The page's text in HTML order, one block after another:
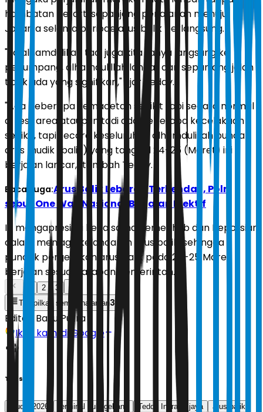
hambatan berarti sepanjang perjalanan menuju
Jakarta selama periode arus balik berlangsung.
"Ya alhamdulillah tadi juga kita tanya langsung ke
penumpang, alhamdulillah lancar dan sepanjang jalan
tidak ada yang signifikan," ujar Teddy.
"Ada beberapa kemacetan sedikit tapi secara normal
di rest area ataupun tadi ada beberapa kecelakaan
sedikit, tapi secara keseluruhan alhamdulillah puncak
arus mudik (balik) yang tanggal 24-25 (Maret) ini
berjalan lancar," tambah Teddy.
Baca Juga:Arus Balik Lebaran Terkendali, Polri
sebut One Way Nasional Berjalan Efektif
Ia mengapresiasi kerja sama Kemenhub dan Kepolisian
dalam menjaga kelancaran arus balik, sehingga
puncak pergerakan arus balik pada 24-25 Maret
berjalan sesuai harapan pemerintah.
2
3
Tampilkan semua halaman3
Editor: Bayu Putra
Ikuti kami di Google
Tags
Mudik 2026 terminal pulo gebang Teddy Indra Wijaya
arus balik